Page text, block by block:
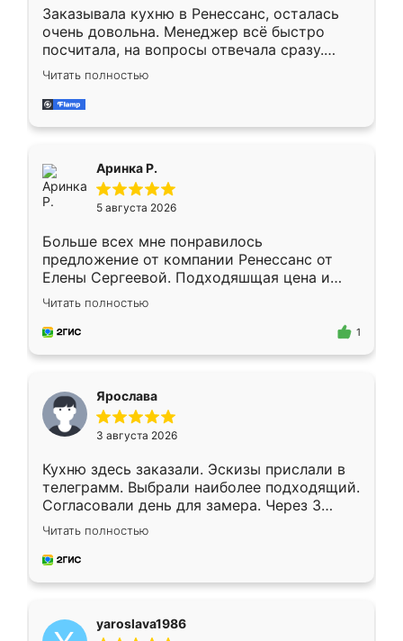
Заказывала кухню в Ренессанс, осталась
очень довольна. Менеджер всё быстро
посчитала, на вопросы отвечала сразу.
Замерщик приехал в субботу, подошёл к
делу со всей ответственностью. Собрали
за день, ребята работали аккуратно, даже
Читать полностью
Аринка Р.
5 августа 2026
Больше всех мне понравилось
предложение от компании Ренессанс от
Елены Сергеевой. Подходяшщая цена и
короткие сроки изготовления. Приехавший
для замера сотрудник Владислав
предложил по моему эскизу самый
Читать полностью
1
Ярослава
3 августа 2026
Кухню здесь заказали. Эскизы прислали в
телеграмм. Выбрали наиболее подходящий.
Согласовали день для замера. Через 3
недели кухня была уже готова. Остались
довольны работой. Спасибо Ренессанс
мебель за качественную работу!
Читать полностью
yaroslava1986